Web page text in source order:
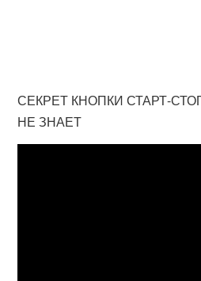
СЕКРЕТ КНОПКИ СТАРТ-
НЕ ЗНАЕТ